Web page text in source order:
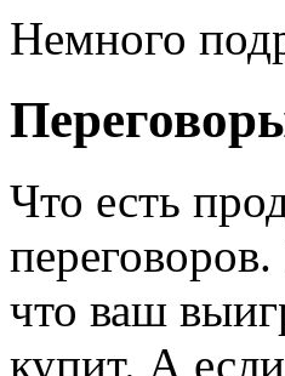
Немного
Что есть
что ваш
купит. А